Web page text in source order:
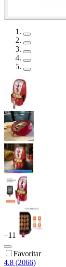
+11
Favoritar
4.8 (2066)